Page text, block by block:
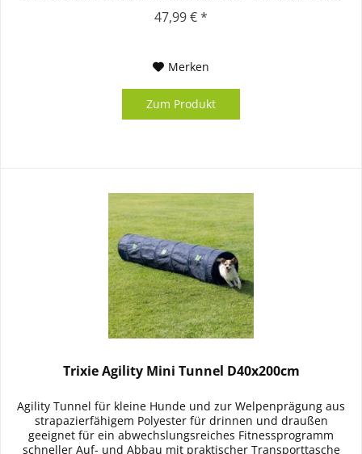
47,99 € *
Merken
Zum Produkt
Trixie Agility Mini Tunnel D40x200cm
Agility Tunnel für kleine Hunde und zur Welpenprägung aus
strapazierfähigem Polyester für drinnen und draußen
geeignet für ein abwechslungsreiches Fitnessprogramm
schneller Auf- und Abbau mit praktischer Transporttasche